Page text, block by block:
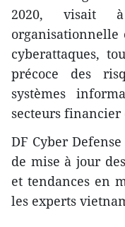
2020, visait
organisationnelle
cyberattaques,
précoce des
systèmes
secteurs financier
DF Cyber
de mise à jour
et tendances en
les experts